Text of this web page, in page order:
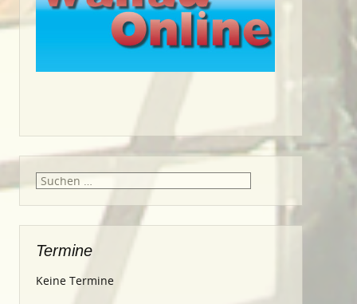
Suche
Termine
Keine Termine